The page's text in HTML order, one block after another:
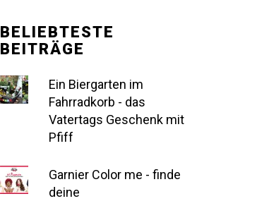
BELIEBTESTE
BEITRÄGE
Ein Biergarten im
Fahrradkorb - das
Vatertags Geschenk mit
Pfiff
Garnier Color me - finde
deine